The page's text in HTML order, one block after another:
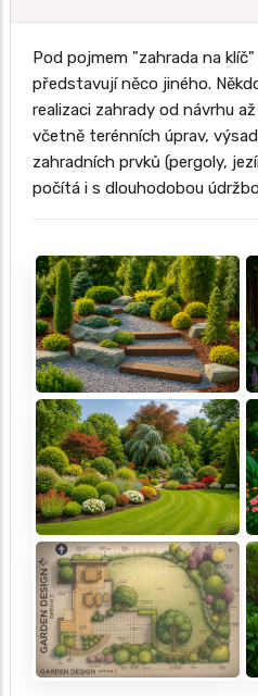
Pod pojmem "zahrada na
představují něco jiného.
realizaci zahrady od návrhu
včetně terénních úprav,
zahradních prvků (pergoly,
počítá i s dlouhodobou